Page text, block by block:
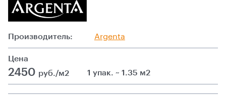
Производитель: Argenta
Цена
2450 руб./м2 1 упак. ~ 1.35 м2